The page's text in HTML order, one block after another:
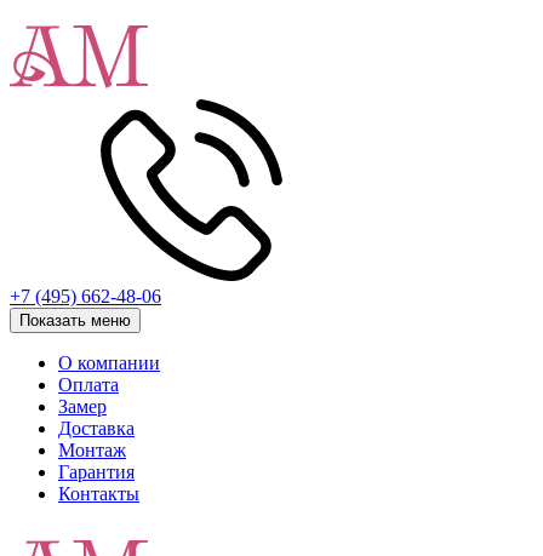
+7 (495) 662-48-06
Показать меню
О компании
Оплата
Замер
Доставка
Монтаж
Гарантия
Контакты